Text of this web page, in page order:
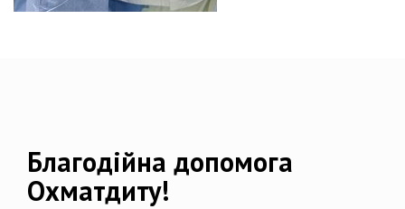
Благодійна допомога
Охматдиту!